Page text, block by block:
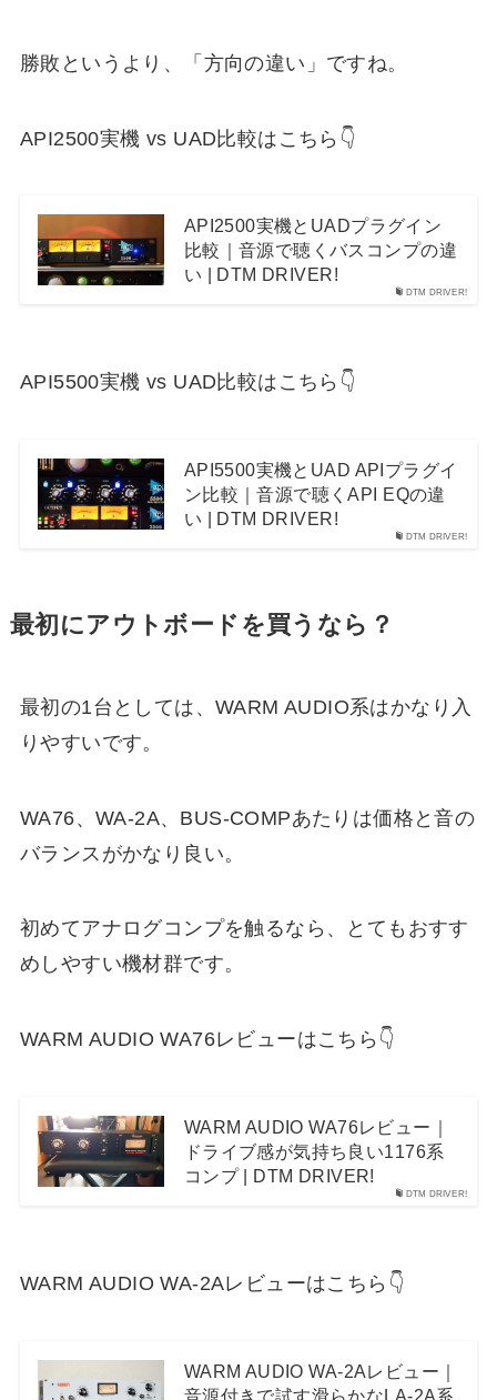
勝敗というより、「方向の違い」ですね。
API2500実機 vs UAD比較はこちら👇
DTM DRIVER!
API2500実機とUADプラグイン
比較｜音源で聴くバスコンプの違
い | DTM DRIVER!
API5500実機 vs UAD比較はこちら👇
DTM DRIVER!
API5500実機とUAD APIプラグイ
ン比較｜音源で聴くAPI EQの違
い | DTM DRIVER!
最初にアウトボードを買うなら？
最初の1台としては、WARM AUDIO系はかなり入
りやすいです。
WA76、WA-2A、BUS-COMPあたりは価格と音の
バランスがかなり良い。
初めてアナログコンプを触るなら、とてもおすす
めしやすい機材群です。
WARM AUDIO WA76レビューはこちら👇
DTM DRIVER!
WARM AUDIO WA76レビュー｜
ドライブ感が気持ち良い1176系
コンプ | DTM DRIVER!
WARM AUDIO WA-2Aレビューはこちら👇
WARM AUDIO WA-2Aレビュー｜
音源付きで試す滑らかなLA-2A系